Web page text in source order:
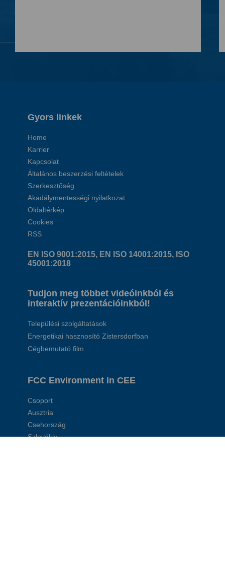
Gyors linkek
Home
Karrier
Kapcsolat
Általános beszerzési feltételek
Szerkesztőség
Akadálymentességi nyilatkozat
Oldaltérkép
Cookies
RSS
EN ISO 9001:2015, EN ISO 14001:2015, ISO
45001:2018
Tudjon meg többet videóinkból és
interaktív prezentációinkból!
Települési szolgáltatások
Energetikai hasznosító Zistersdorfban
Cégbemutató film
FCC Environment in CEE
Csoport
Ausztria
Csehország
Szlovákia